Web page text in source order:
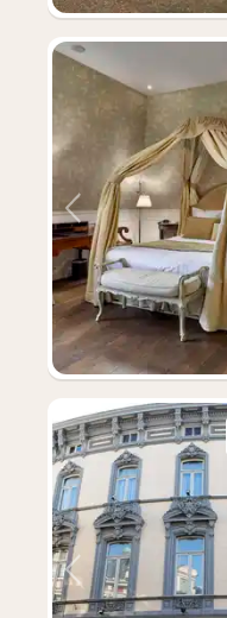
Forrige bilde
Forrige bilde